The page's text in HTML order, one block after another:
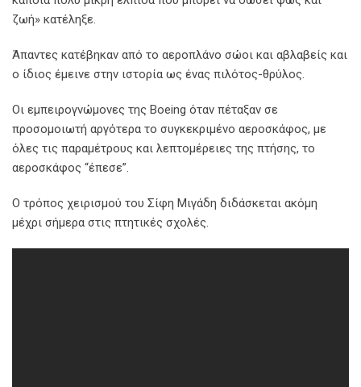
ζωή» κατέληξε.
Άπαντες κατέβηκαν από το αεροπλάνο σώοι και αβλαβείς και
ο ίδιος έμεινε στην ιστορία ως ένας πιλότος-θρύλος.
Οι εμπειρογνώμονες της Boeing όταν πέταξαν σε
προσομοιωτή αργότερα το συγκεκριμένο αεροσκάφος, με
όλες τις παραμέτρους και λεπτομέρειες της πτήσης, το
αεροσκάφος “έπεσε”.
Ο τρόπος χειρισμού του Σίφη Μιγάδη διδάσκεται ακόμη
μέχρι σήμερα στις πτητικές σχολές.